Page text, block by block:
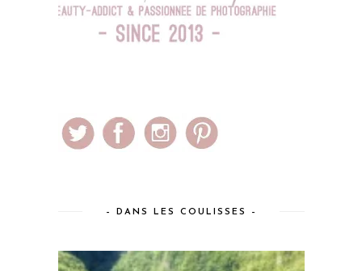
– DANS LES COULISSES –